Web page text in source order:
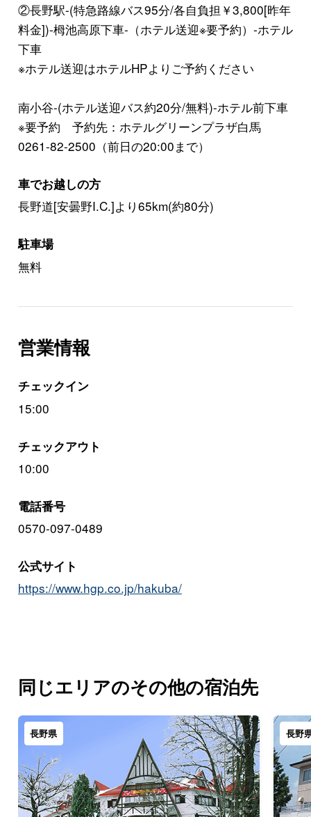
②長野駅-(特急路線バス95分/各自負担￥3,800[昨年
料金])-栂池高原下車-（ホテル送迎※要予約）-ホテル
下車
※ホテル送迎はホテルHPよりご予約ください
南小谷-(ホテル送迎バス約20分/無料)-ホテル前下車
※要予約 予約先：ホテルグリーンプラザ白馬
0261-82-2500（前日の20:00まで）
車でお越しの方
長野道[安曇野I.C.]より65km(約80分)
駐車場
無料
営業情報
チェックイン
15:00
チェックアウト
10:00
電話番号
0570-097-0489
公式サイト
https://www.hgp.co.jp/hakuba/
同じエリアのその他の宿泊先
長野県 長野